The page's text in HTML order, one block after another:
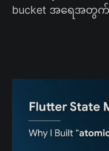
bucket အရေအတွက်